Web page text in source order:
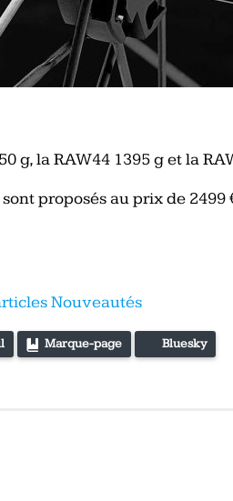
g, la RAW44 1395 g et la
proposés au prix de
Nouveautés
Marque-page Bluesky